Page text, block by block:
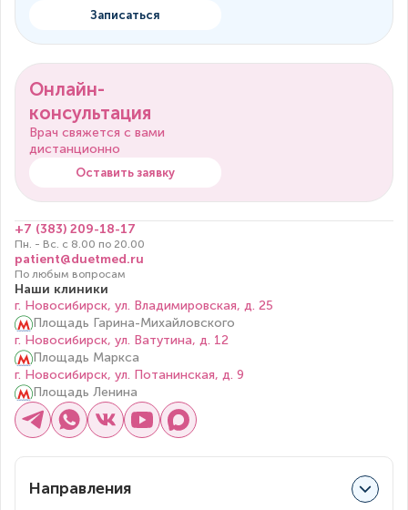
Записаться
Онлайн-
консультация
Врач свяжется с вами
дистанционно
Оставить заявку
+7 (383) 209-18-17
Пн. - Вс. с 8.00 по 20.00
patient@duetmed.ru
По любым вопросам
Наши клиники
г. Новосибирск, ул. Владимировская, д. 25
Площадь Гарина-Михайловского
г. Новосибирск, ул. Ватутина, д. 12
Площадь Маркса
г. Новосибирск, ул. Потанинская, д. 9
Площадь Ленина
Направления